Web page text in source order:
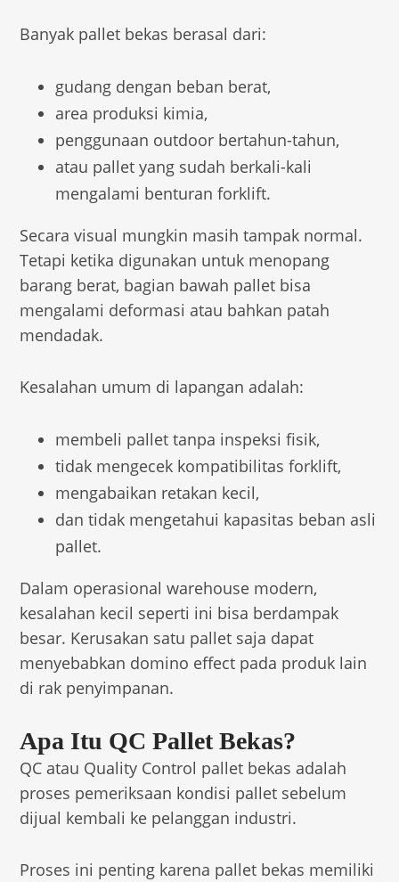
Banyak pallet bekas berasal dari:
gudang dengan beban berat,
area produksi kimia,
penggunaan outdoor bertahun-tahun,
atau pallet yang sudah berkali-kali
mengalami benturan forklift.
Secara visual mungkin masih tampak normal.
Tetapi ketika digunakan untuk menopang
barang berat, bagian bawah pallet bisa
mengalami deformasi atau bahkan patah
mendadak.
Kesalahan umum di lapangan adalah:
membeli pallet tanpa inspeksi fisik,
tidak mengecek kompatibilitas forklift,
mengabaikan retakan kecil,
dan tidak mengetahui kapasitas beban asli
pallet.
Dalam operasional warehouse modern,
kesalahan kecil seperti ini bisa berdampak
besar. Kerusakan satu pallet saja dapat
menyebabkan domino effect pada produk lain
di rak penyimpanan.
Apa Itu QC Pallet Bekas?
QC atau Quality Control pallet bekas adalah
proses pemeriksaan kondisi pallet sebelum
dijual kembali ke pelanggan industri.
Proses ini penting karena pallet bekas memiliki